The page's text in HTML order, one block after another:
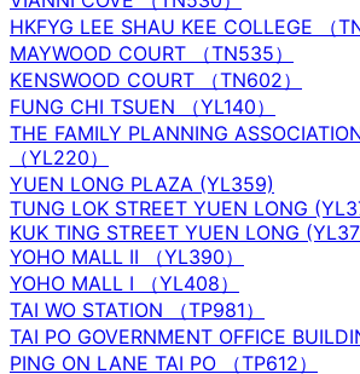
HKFYG LEE SHAU KEE COLLEGE （
MAYWOOD COURT （TN535）
KENSWOOD COURT （TN602）
FUNG CHI TSUEN （YL140）
THE FAMILY PLANNING
（YL220）
YUEN LONG PLAZA (YL359)
TUNG LOK STREET YUEN LONG
KUK TING STREET YUEN LONG
YOHO MALL II （YL390）
YOHO MALL I （YL408）
TAI WO STATION （TP981）
TAI PO GOVERNMENT OFFICE
PING ON LANE TAI PO （TP612）